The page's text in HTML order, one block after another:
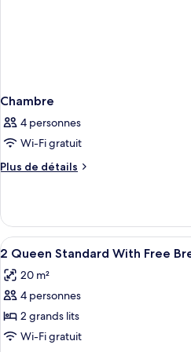
Chambre
4 personnes
Wi-Fi gratuit
Plus de détails
Plus
le
type
de
Chambre
Afficher
toutes
les
photos
pour
ce
5
2 Queen Standard With Free
20 m²
4 personnes
2 grands lits
Wi-Fi gratuit